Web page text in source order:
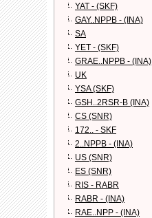
YAT - (SKF)
GAY..NPPB - (INA)
SA
YET - (SKF)
GRAE..NPPB - (INA)
UK
YSA (SKF)
GSH..2RSR-B (INA)
CS (SNR)
172.. - SKF
2..NPPB - (INA)
US (SNR)
ES (SNR)
RIS - RABR
RABR - (INA)
RAE..NPP - (INA)